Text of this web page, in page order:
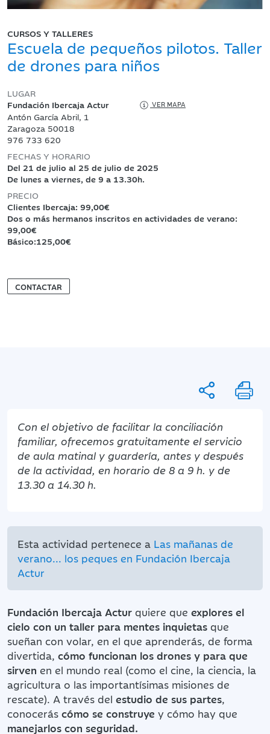
CURSOS Y TALLERES
Escuela de pequeños pilotos. Taller
de drones para niños
LUGAR
Fundación Ibercaja Actur
VER MAPA
Antón García Abril, 1
Zaragoza 50018
976 733 620
FECHAS Y HORARIO
Del 21 de julio al 25 de julio de 2025
De lunes a viernes, de 9 a 13.30h.
PRECIO
Clientes Ibercaja: 99,00€
Dos o más hermanos inscritos en actividades de verano:
99,00€
Básico:125,00€
CONTACTAR
Con el objetivo de facilitar la conciliación
familiar, ofrecemos gratuitamente el servicio
de aula matinal y guardería, antes y después
de la actividad, en horario de 8 a 9 h. y de
13.30 a 14.30 h.
Esta actividad pertenece a Las mañanas de
verano... los peques en Fundación Ibercaja
Actur
Fundación Ibercaja Actur quiere que explores el
cielo con un taller para mentes inquietas que
sueñan con volar, en el que aprenderás, de forma
divertida, cómo funcionan los drones y para que
sirven en el mundo real (como el cine, la ciencia, la
agricultura o las importantísimas misiones de
rescate). A través del estudio de sus partes,
conocerás cómo se construye y cómo hay que
manejarlos con seguridad.